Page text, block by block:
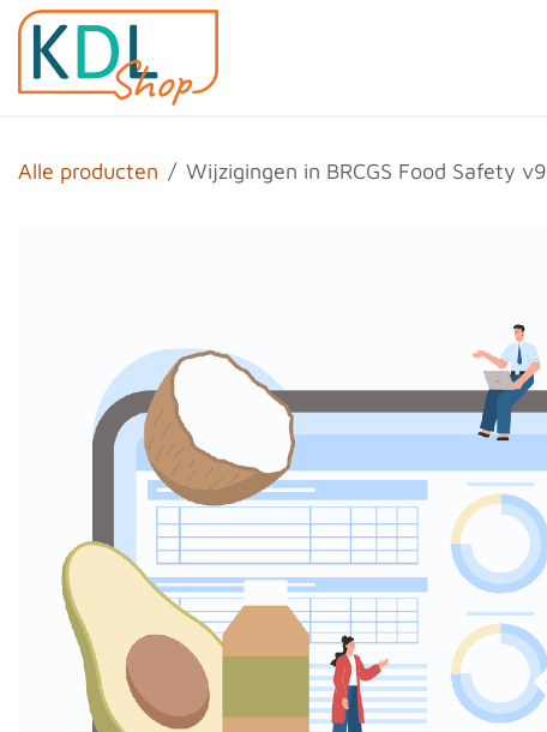
Overslaan naar inhoud
Alle producten Wijzigingen in BRCGS Food Safety v9